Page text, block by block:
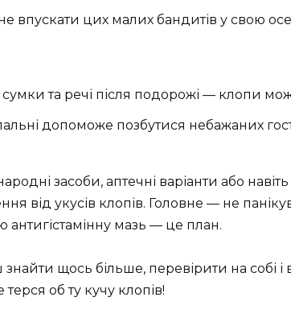
впускати цих малих бандитів у свою
сумки та речі після подорожі — клопи
допоможе позбутися небажаних
засоби, аптечні варіанти або навіть
від укусів клопів. Головне — не
антигістамінну мазь — це план.
щось більше, перевірити на собі
об ту кучу клопів!